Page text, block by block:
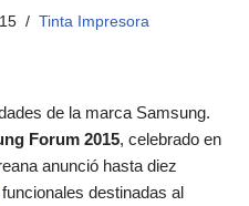
Tinta Impresora
de la marca Samsung.
Forum 2015, celebrado en
anunció hasta diez
funcionales destinadas al